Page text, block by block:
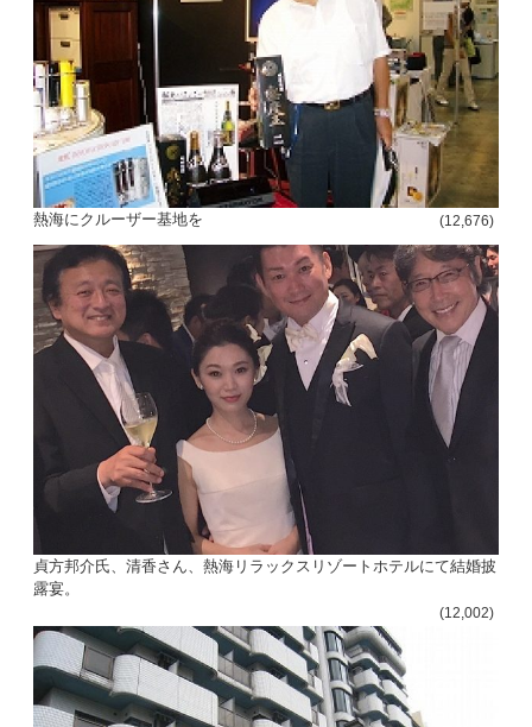
熱海にクルーザー基地を (12,676)
貞方邦介氏、清香さん、熱海リラックスリゾートホテルにて結婚披
露宴。
(12,002)